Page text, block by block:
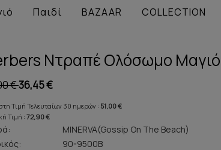
Παιδί BAZAAR COLLECTION
Ντραπέ Ολόσωμο Μαγιό
€36,45 €
Τιμή Τελευταίων 30 ημερών : 51,00 €
Τιμή : 72,90 €
MINERVA(Gossip On The Beach)
90-9500B